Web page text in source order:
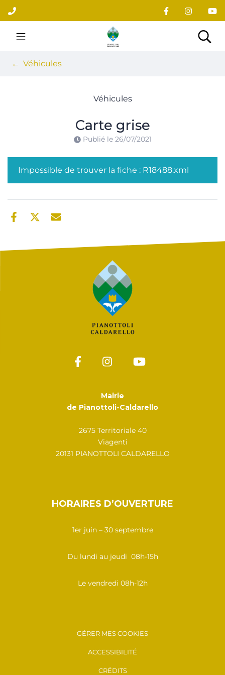
Aller
au
contenu
Site officiel du village
Véhicules
Véhicules
Carte grise
Publié le 26/07/2021
Impossible de trouver la fiche : R18488.xml
Mairie
de Pianottoli-Caldarello
2675 Territoriale 40
Viagenti
20131 PIANOTTOLI CALDARELLO
HORAIRES D’OUVERTURE
1er juin – 30 septembre
Du lundi au jeudi 08h-15h
Le vendredi 08h-12h
GÉRER MES COOKIES
ACCESSIBILITÉ
CRÉDITS